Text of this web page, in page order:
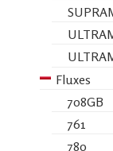
Fluxes
708GB
761
780